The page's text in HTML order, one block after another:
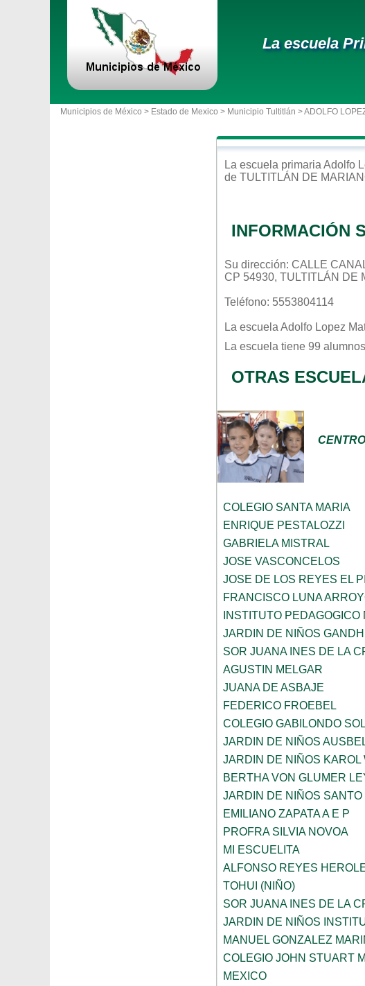
La escuela
Municipios de México > Estado de Mexico > Municipio Tultitlán > ADOLFO
La escuela primaria Adolfo
de TULTITLÁN DE
INFORMACIÓN
Su dirección: CALLE
CP 54930, TULTITLÁN DE
Teléfono: 5553804114
La escuela Adolfo Lopez
La escuela tiene 99
OTRAS
COLEGIO SANTA MARIA
ENRIQUE PESTALOZZI
GABRIELA MISTRAL
JOSE VASCONCELOS
JOSE DE LOS REYES EL
FRANCISCO LUNA
INSTITUTO
JARDIN DE NIÑOS GANDHI
SOR JUANA INES DE LA
AGUSTIN MELGAR
JUANA DE ASBAJE
FEDERICO FROEBEL
COLEGIO GABILONDO
JARDIN DE NIÑOS
JARDIN DE NIÑOS KAROL
BERTHA VON GLUMER
JARDIN DE NIÑOS
EMILIANO ZAPATA A E P
PROFRA SILVIA NOVOA
MI ESCUELITA
ALFONSO REYES
TOHUI (NIÑO)
SOR JUANA INES DE LA
JARDIN DE NIÑOS
MANUEL GONZALEZ
COLEGIO JOHN STUART
MEXICO